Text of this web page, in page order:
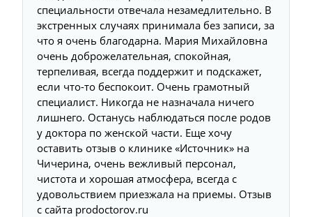
специальности отвечала незамедлительно. В
экстренных случаях принимала без записи, за
что я очень благодарна. Мария Михайловна
очень доброжелательная, спокойная,
терпеливая, всегда поддержит и подскажет,
если что-то беспокоит. Очень грамотный
специалист. Никогда не назначала ничего
лишнего. Останусь наблюдаться после родов
у доктора по женской части. Еще хочу
оставить отзыв о клинике «Источник» на
Чичерина, очень вежливый персонал,
чистота и хорошая атмосфера, всегда с
удовольствием приезжала на приемы. Отзыв
с сайта prodoctorov.ru